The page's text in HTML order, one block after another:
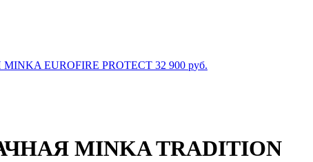
EUROFIRE PROTECT 32 900 руб.
MINKA TRADITION